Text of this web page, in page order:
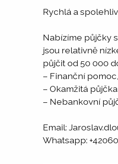
Rychlá a
Nabízíme půjčky
jsou relativně
půjčit od 50 000
– Finanční pomoc,
– Okamžitá půjčka,
– Nebankovní
Email:
Whatsapp: